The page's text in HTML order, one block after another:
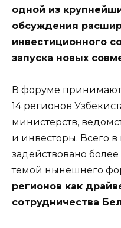
одной из
обсуждения
инвестиционного
запуска новых
В форуме принимают
14 регионов
министерств,
и инвесторы. Всего
задействовано
темой нынешнего
регионов как
сотрудничества